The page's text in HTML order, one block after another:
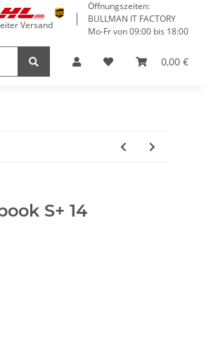
Versand
Öffnungszeiten:
BULLMAN IT FACTORY
Mo-Fr von 09:00 bis 18:00
0,00 €
Service
S+ 14